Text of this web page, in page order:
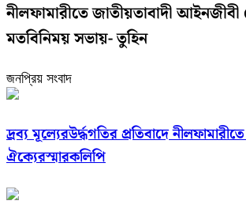
নীলফামারীতে জাতীয়তাবাদী
মতবিনিময় সভায়- তুহিন
জনপ্রিয় সংবাদ
দ্রব্য মূল্যেরউর্দ্ধগতির প্রতিবাদে
ঐক্যেরস্মারকলিপি